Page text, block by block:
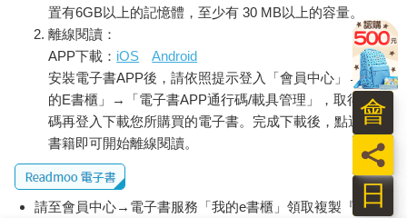
置有6GB以上的記憶體，至少有 30 MB以上的容量。
離線閱讀：
APP下載： iOS
Android
安裝電子書APP後，請依照提示登入「會員中心」→「我
的E書櫃」→「電子書APP通行碼/載具管理」，取得通行
碼再登入下載您所購買的電子書。完成下載後，點選任一
書籍即可開始離線閱讀。
請至會員中心→電子書服務「我的e書櫃」領取複製『兌換
日
員
會